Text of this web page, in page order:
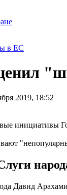
в ЕС
2019, 18:52
Давид